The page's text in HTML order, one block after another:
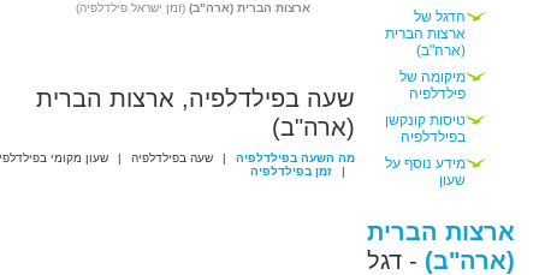
הדגל של
ארצות הברית
(ארה"ב)
מיקומה של
פילדלפיה
טיסות קונקשן
בפילדלפיה
מידע נוסף על
שעון
ארצות הברית
(ארה"ב) - דגל
ארצות הברית (ארה"ב) (זמן ישראל פילדלפיה)
שעה בפילדלפיה, ארצות הברית
(ארה"ב)
מה השעה בפילדלפיה | שעה בפילדלפיה |
שעון מקומי
|
זמן בפילדלפיה